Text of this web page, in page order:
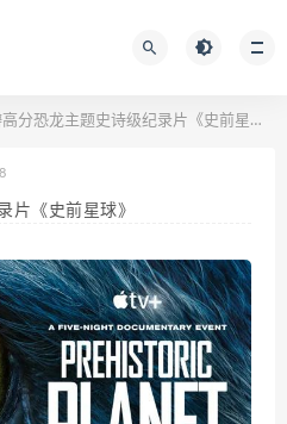
分恐龙主题史诗级纪录片《史前星球》
片《史前星球》